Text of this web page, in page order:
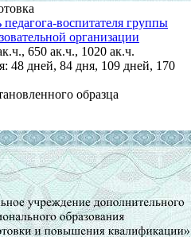
педагога-воспитателя группы
организации
650 ак.ч., 1020 ак.ч.
48 дней, 84 дня, 109 дней, 170
образца